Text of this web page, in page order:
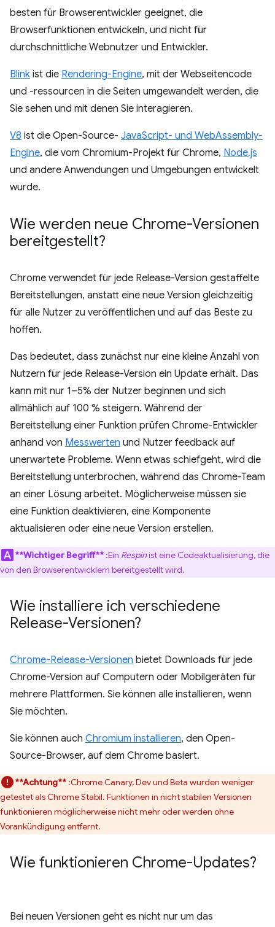
besten für Browserentwickler geeignet, die
Browserfunktionen entwickeln, und nicht für
durchschnittliche Webnutzer und Entwickler.
Blink ist die Rendering-Engine, mit der Webseitencode
und -ressourcen in die Seiten umgewandelt werden, die
Sie sehen und mit denen Sie interagieren.
V8 ist die Open-Source- JavaScript- und WebAssembly-
Engine, die vom Chromium-Projekt für Chrome, Node.js
und andere Anwendungen und Umgebungen entwickelt
wurde.
Wie werden neue Chrome-Versionen
bereitgestellt?
Chrome verwendet für jede Release-Version gestaffelte
Bereitstellungen, anstatt eine neue Version gleichzeitig
für alle Nutzer zu veröffentlichen und auf das Beste zu
hoffen.
Das bedeutet, dass zunächst nur eine kleine Anzahl von
Nutzern für jede Release-Version ein Update erhält. Das
kann mit nur 1–5% der Nutzer beginnen und sich
allmählich auf 100 % steigern. Während der
Bereitstellung einer Funktion prüfen Chrome-Entwickler
anhand von Messwerten und Nutzer feedback auf
unerwartete Probleme. Wenn etwas schiefgeht, wird die
Bereitstellung unterbrochen, während das Chrome-Team
an einer Lösung arbeitet. Möglicherweise müssen sie
eine Funktion deaktivieren, eine Komponente
aktualisieren oder eine neue Version erstellen.
**Wichtiger Begriff** :Ein Respinist eine Codeaktualisierung, die
von den Browserentwicklern bereitgestellt wird.
Wie installiere ich verschiedene
Release-Versionen?
Chrome-Release-Versionen bietet Downloads für jede
Chrome-Version auf Computern oder Mobilgeräten für
mehrere Plattformen. Sie können alle installieren, wenn
Sie möchten.
Sie können auch Chromium installieren, den Open-
Source-Browser, auf dem Chrome basiert.
**Achtung** :Chrome Canary, Dev und Beta wurden weniger
getestet als Chrome Stabil. Funktionen in nicht stabilen Versionen
funktionieren möglicherweise nicht mehr oder werden ohne
Vorankündigung entfernt.
Wie funktionieren Chrome-Updates?
Bei neuen Versionen geht es nicht nur um das